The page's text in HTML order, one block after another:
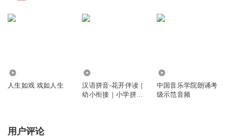
人生如戏 戏如人生
汉语拼音-花开伴读｜
幼小衔接｜小学拼音
中国音乐学院朗诵考
级示范音频
用户评论